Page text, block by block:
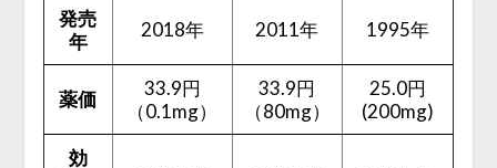
発売
年
2018年 2011年 1995年
薬価
33.9円
（0.1mg）
33.9円
（80mg）
25.0円
(200mg)
効